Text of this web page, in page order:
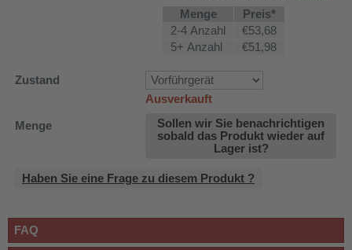
Menge
Preis*
2-4 Anzahl
€53,68
5+ Anzahl
€51,98
Zustand
Menge
Ausverkauft
Sollen wir Sie benachrichtigen
sobald das Produkt wieder auf
Lager ist?
Haben Sie eine Frage zu diesem Produkt ?
FAQ